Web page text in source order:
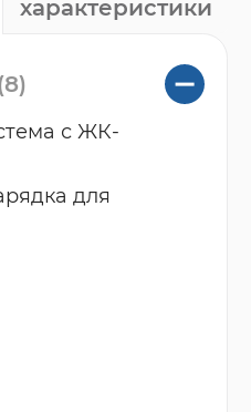
характеристики
с ЖК-
для